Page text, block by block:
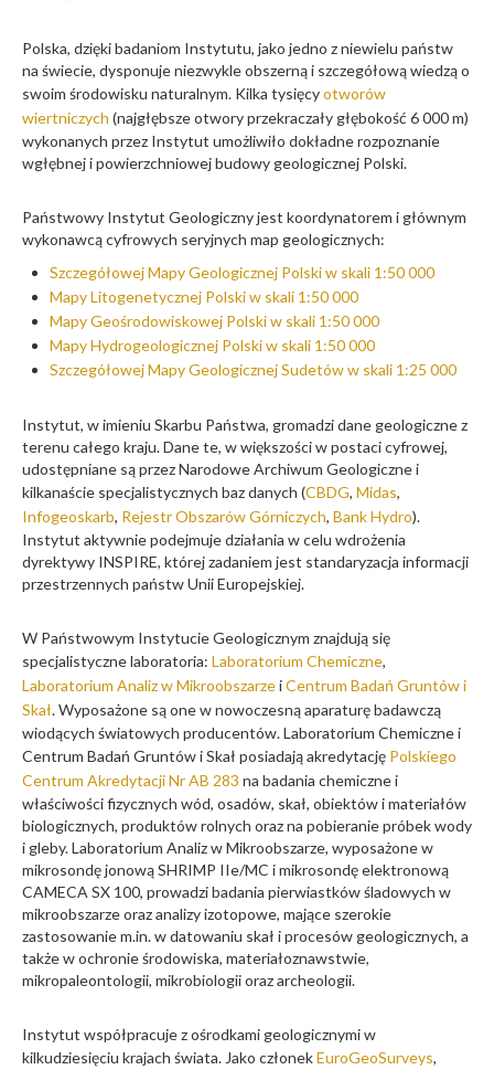
Polska, dzięki badaniom Instytutu, jako jedno z niewielu państw
na świecie, dysponuje niezwykle obszerną i szczegółową wiedzą o
swoim środowisku naturalnym. Kilka tysięcyotworów
wiertniczych (najgłębsze otwory przekraczały głębokość 6 000 m)
wykonanych przez Instytut umożliwiło dokładne rozpoznanie
wgłębnej i powierzchniowej budowy geologicznej Polski.
Państwowy Instytut Geologiczny jest koordynatorem i głównym
wykonawcą cyfrowych seryjnych map geologicznych:
Szczegółowej Mapy Geologicznej Polski w skali 1:50 000
Mapy Litogenetycznej Polski w skali 1:50 000
Mapy Geośrodowiskowej Polski w skali 1:50 000
Mapy Hydrogeologicznej Polski w skali 1:50 000
Szczegółowej Mapy Geologicznej Sudetów w skali 1:25 000
Instytut, w imieniu Skarbu Państwa, gromadzi dane geologiczne z
terenu całego kraju. Dane te, w większości w postaci cyfrowej,
udostępniane są przez Narodowe Archiwum Geologiczne i
kilkanaście specjalistycznych baz danych (CBDG, Midas,
Infogeoskarb, Rejestr Obszarów Górniczych, Bank Hydro).
Instytut aktywnie podejmuje działania w celu wdrożenia
dyrektywy INSPIRE, której zadaniem jest standaryzacja informacji
przestrzennych państw Unii Europejskiej.
W Państwowym Instytucie Geologicznym znajdują się
specjalistyczne laboratoria: Laboratorium Chemiczne,
Laboratorium Analiz w MikroobszarzeiCentrum Badań Gruntów i
Skał. Wyposażone są one w nowoczesną aparaturę badawczą
wiodących światowych producentów. Laboratorium Chemiczne i
Centrum Badań Gruntów i Skał posiadają akredytację Polskiego
Centrum Akredytacji Nr AB 283 na badania chemiczne i
właściwości fizycznych wód, osadów, skał, obiektów i materiałów
biologicznych, produktów rolnych oraz na pobieranie próbek wody
i gleby. Laboratorium Analiz w Mikroobszarze, wyposażone w
mikrosondę jonową SHRIMP IIe/MC i mikrosondę elektronową
CAMECA SX 100, prowadzi badania pierwiastków śladowych w
mikroobszarze oraz analizy izotopowe, mające szerokie
zastosowanie m.in. w datowaniu skał i procesów geologicznych, a
także w ochronie środowiska, materiałoznawstwie,
mikropaleontologii, mikrobiologii oraz archeologii.
Instytut współpracuje z ośrodkami geologicznymi w
kilkudziesięciu krajach świata. Jako członekEuroGeoSurveys,